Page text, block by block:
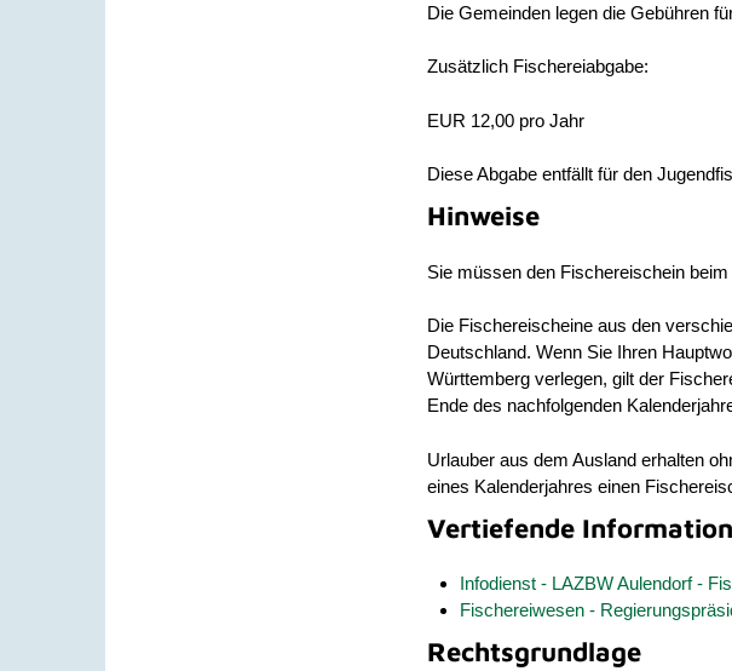
Die Gemeinden legen die Gebühren
Zusätzlich Fischereiabgabe:
EUR 12,00 pro Jahr
Diese Abgabe entfällt für den
Hinweise
Sie müssen den Fischereischein
Die Fischereischeine aus den
Deutschland. Wenn Sie Ihren
Württemberg verlegen, gilt der
Ende des nachfolgenden
Urlauber aus dem Ausland erhalten
eines Kalenderjahres einen
Vertiefende
Infodienst - LAZBW Aulendorf -
Fischereiwesen -
Rechtsgrundlage